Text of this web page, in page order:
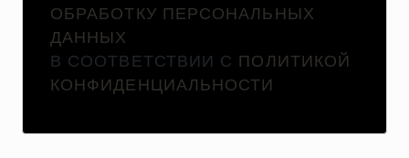
ОБРАБОТКУ ПЕРСОНАЛЬНЫХ
ДАННЫХ
В СООТВЕТСТВИИ С ПОЛИТИКОЙ
КОНФИДЕНЦИАЛЬНОСТИ